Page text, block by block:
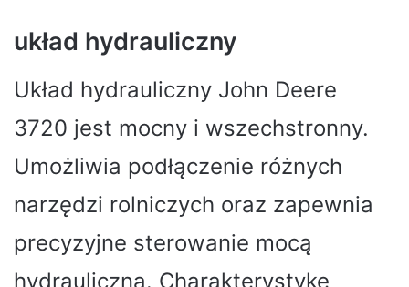
układ hydrauliczny
Układ hydrauliczny John Deere
3720 jest mocny i wszechstronny.
Umożliwia podłączenie różnych
narzędzi rolniczych oraz zapewnia
precyzyjne sterowanie mocą
hydrauliczną. Charakterystykę